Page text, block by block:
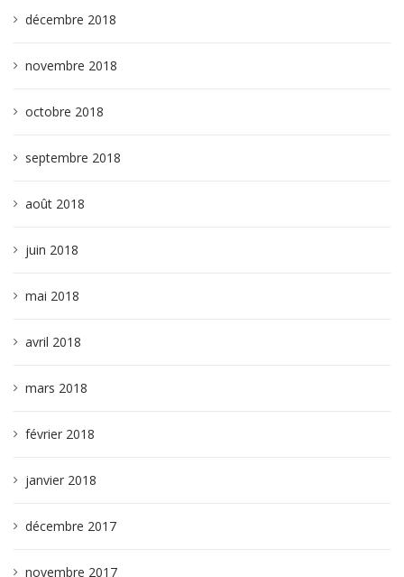
décembre 2018
novembre 2018
octobre 2018
septembre 2018
août 2018
juin 2018
mai 2018
avril 2018
mars 2018
février 2018
janvier 2018
décembre 2017
novembre 2017